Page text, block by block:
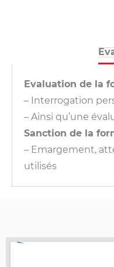
Evaluation de la
– Interrogation
– Ainsi qu’une
Sanction de la
– Emargement,
utilisés